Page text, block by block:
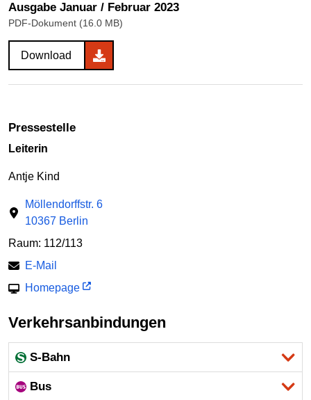
Ausgabe Januar / Februar 2023
PDF-Dokument (16.0 MB)
Download
Pressestelle
Leiterin
Antje Kind
Möllendorffstr. 6
10367 Berlin
Raum: 112/113
E-Mail
Homepage
Verkehrsanbindungen
S-Bahn
Bus